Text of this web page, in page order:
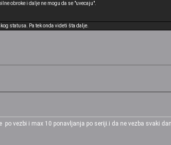
obroke i dalje ne mogu da se "uvecaju".
statusa. Pa tek onda videti šta dalje.
vezbi i max 10 ponavljanja po seriji.i da ne vezba svaki